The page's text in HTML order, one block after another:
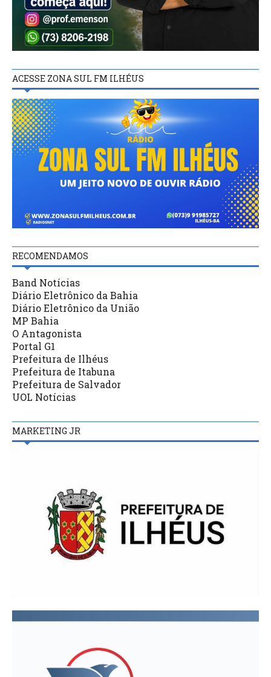
ACESSE ZONA SUL FM ILHÉUS
RECOMENDAMOS
Band Notícias
Diário Eletrônico da Bahia
Diário Eletrônico da União
MP Bahia
O Antagonista
Portal G1
Prefeitura de Ilhéus
Prefeitura de Itabuna
Prefeitura de Salvador
UOL Notícias
MARKETING JR